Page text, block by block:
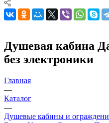
Душевая кабина
без электроники
Главная
—
Каталог
—
Душевые кабины и